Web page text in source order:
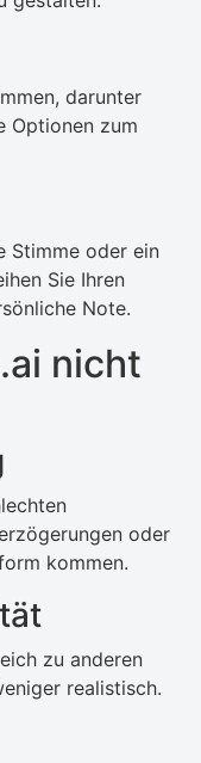
darunter
Optionen zum
Stimme oder ein
Sie Ihren
Note.
nicht
oder
kommen.
zu anderen
realistisch.